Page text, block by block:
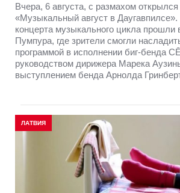
Вчера, 6 августа, с размахом
«Музыкальный август в
концерта музыкального цикла прошли
Пумпура, где зрители смогли
программой в исполнении биг-бенда
руководством дирижера Марека
выступлением бенда Арнолда
ЛАТВИЯ